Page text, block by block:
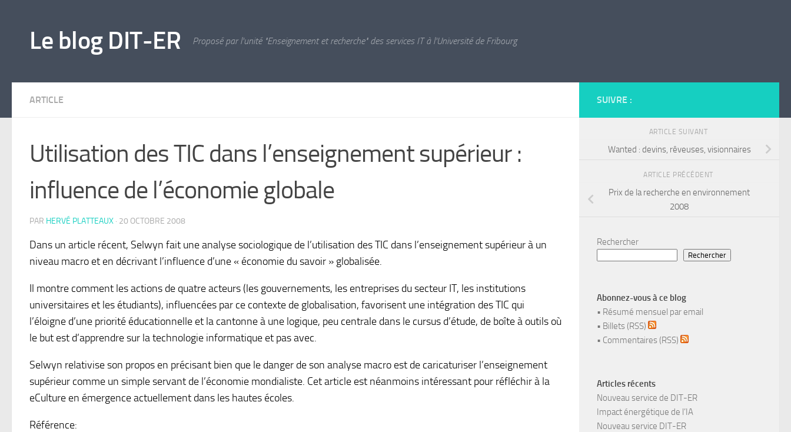
Le blog DIT-ER Proposé par l'unité "Enseignement et recherche" des services IT à l'Université de Fribourg
ARTICLE
Utilisation des TIC dans l’enseignement supérieur :
influence de l’économie globale
PAR HERVÉ PLATTEAUX · 20 OCTOBRE 2008
Dans un article récent, Selwyn fait une analyse sociologique de l’utilisation des TIC dans l’enseignement supérieur à un
niveau macro et en décrivant l’influence d’une « économie du savoir » globalisée.
Il montre comment les actions de quatre acteurs (les gouvernements, les entreprises du secteur IT, les institutions
universitaires et les étudiants), influencées par ce contexte de globalisation, favorisent une intégration des TIC qui
l’éloigne d’une priorité éducationnelle et la cantonne à une logique, peu centrale dans le cursus d’étude, de boîte à outils où
le but est d’apprendre sur la technologie informatique et pas avec.
Selwyn relativise son propos en précisant bien que le danger de son analyse macro est de caricaturiser l’enseignement
supérieur comme un simple servant de l’économie mondialiste. Cet article est néanmoins intéressant pour réfléchir à la
eCulture en émergence actuellement dans les hautes écoles.
Référence:
SUIVRE :
ARTICLE SUIVANT
Wanted : devins, rêveuses, visionnaires
ARTICLE PRÉCÉDENT
Prix de la recherche en environnement
2008
Rechercher
Rechercher
Abonnez-vous à ce blog
• Résumé mensuel par email
• Billets (RSS)
• Commentaires (RSS)
Articles récents
Nouveau service de DIT-ER
Impact énergétique de l’IA
Nouveau service DIT-ER